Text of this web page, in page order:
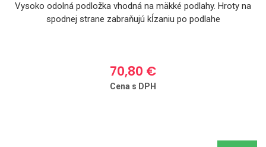
Vysoko odolná podložka vhodná na mäkké podlahy. Hroty na
spodnej strane zabraňujú kĺzaniu po podlahe
70,80 €
Cena s DPH